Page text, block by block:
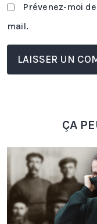
Prévenez-moi
mail.
ÇA